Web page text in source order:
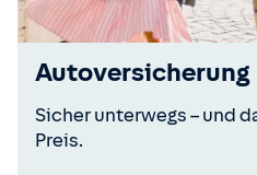
Autoversicherung
Sicher unterwegs – und
Preis.